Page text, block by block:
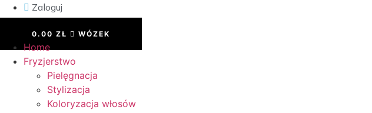
Zaloguj
0.00 ZŁ WÓZEK
Home
Fryzjerstwo
Pielęgnacja
Stylizacja
Koloryzacja włosów